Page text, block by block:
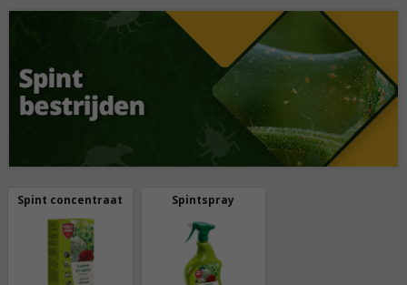
Spint concentraat Spintspray